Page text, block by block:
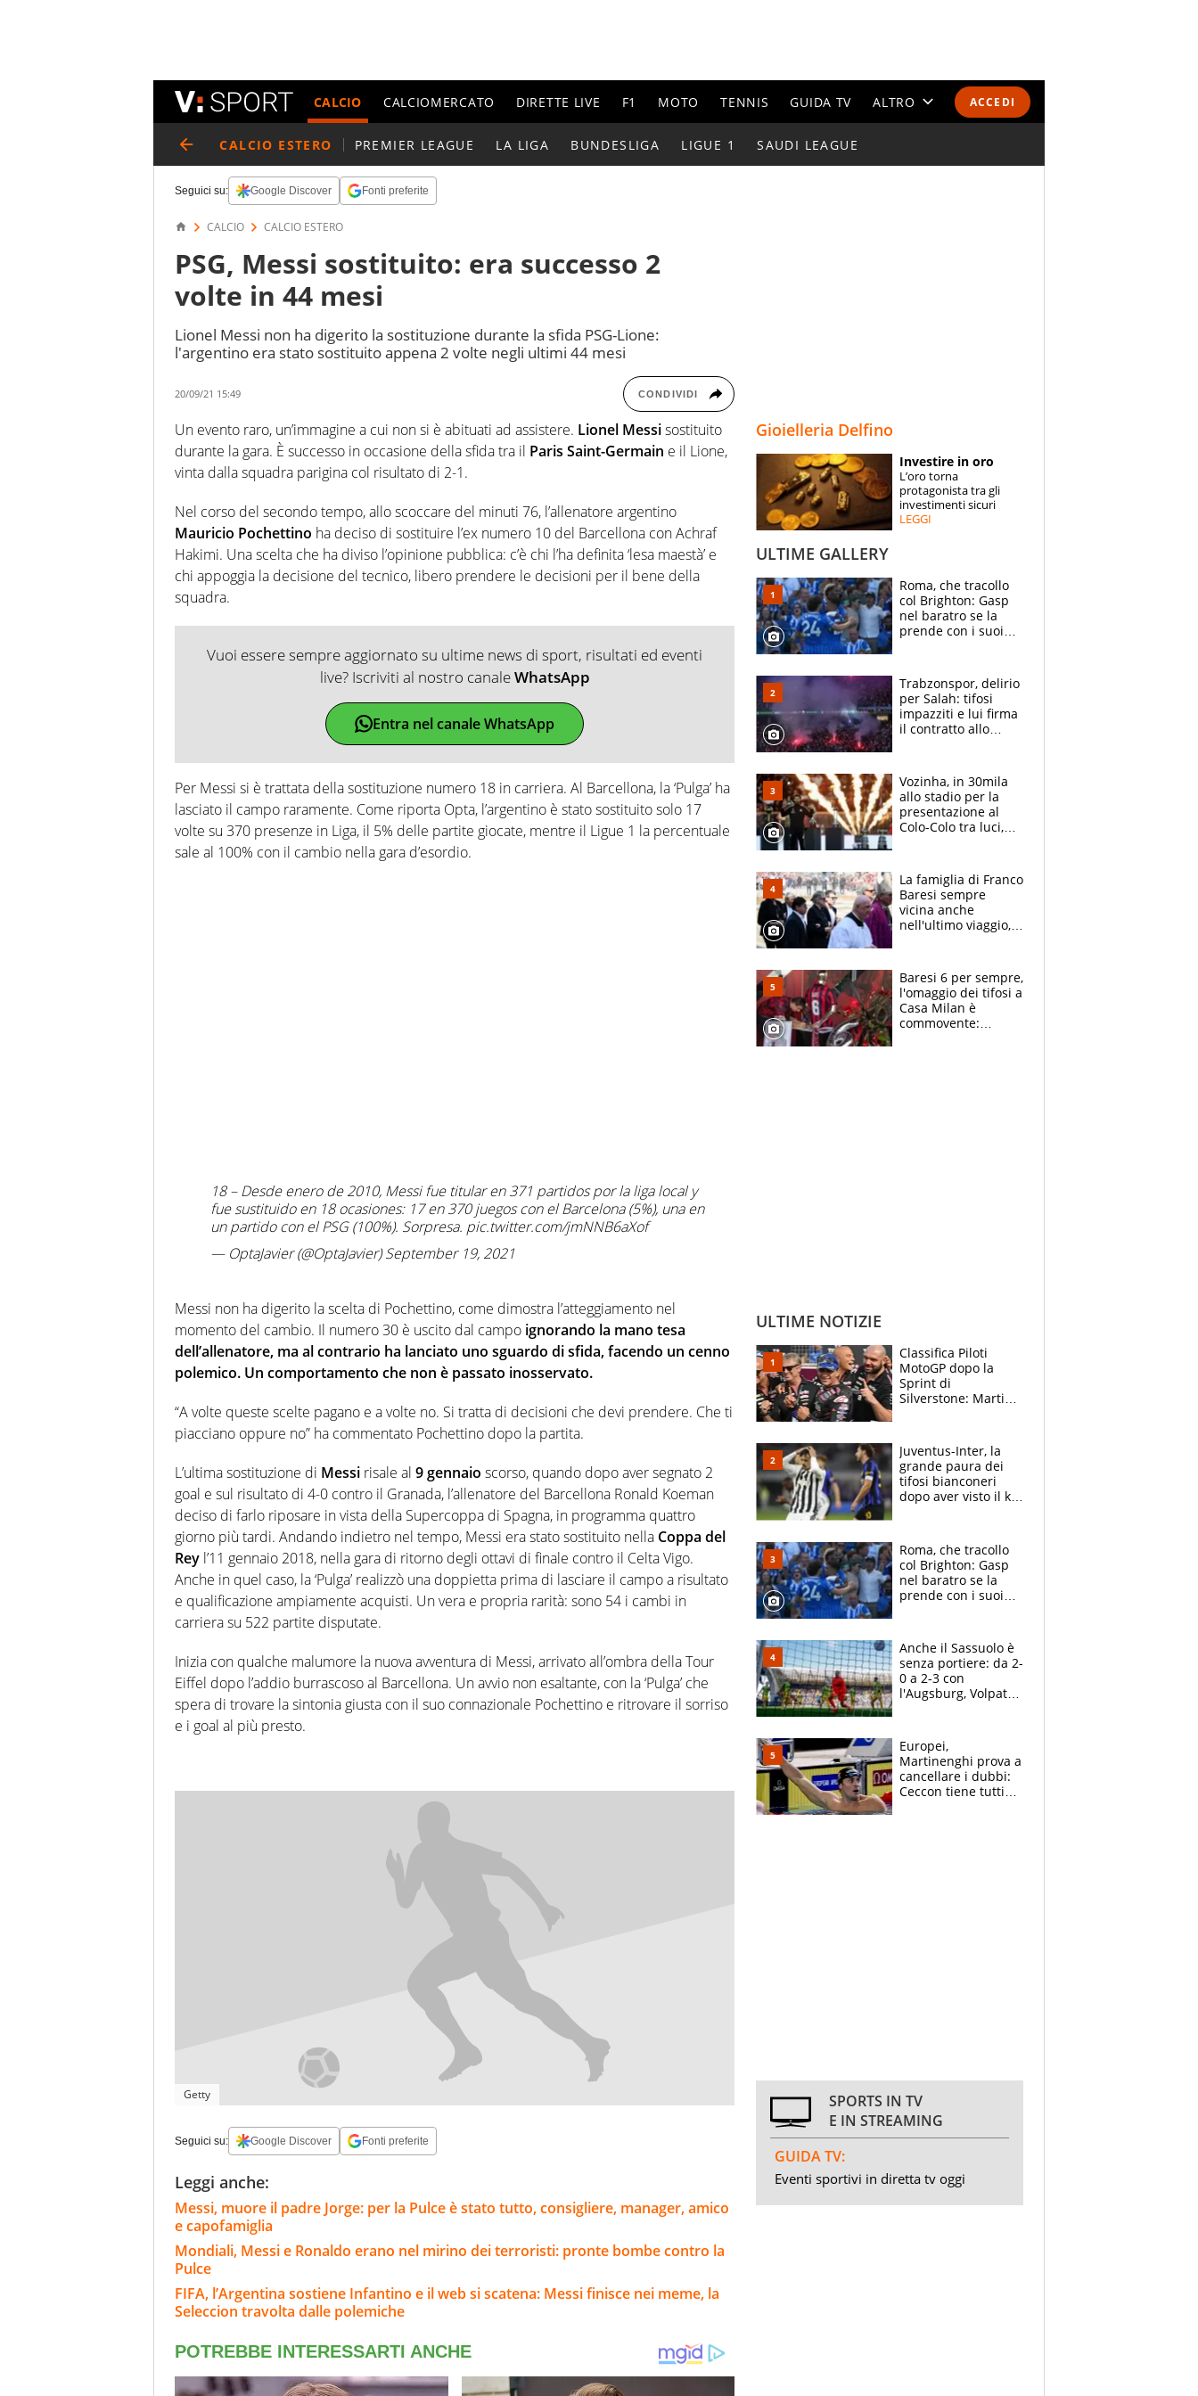
ACCEDI
CALCIO CALCIOMERCATO DIRETTE LIVE F1 MOTO TENNIS GUIDA TV ALTRO
ESPERTI
CONTATTI
CALCIO ESTERO PREMIER LEAGUE LA LIGA BUNDESLIGA LIGUE 1 SAUDI LEAGUE
Seguici su: Google Discover Fonti preferite
CALCIO CALCIO ESTERO
PSG, Messi sostituito: era successo 2
volte in 44 mesi
Lionel Messi non ha digerito la sostituzione durante la sfida PSG-Lione:
l'argentino era stato sostituito appena 2 volte negli ultimi 44 mesi
20/09/21 15:49 CONDIVIDI
Un evento raro, un’immagine a cui non si è abituati ad assistere. Lionel Messisostituito
durante la gara. È successo in occasione della sfida tra il Paris Saint-Germain e il Lione,
vinta dalla squadra parigina col risultato di 2-1.
Nel corso del secondo tempo, allo scoccare del minuti 76, l’allenatore argentino
Mauricio Pochettino ha deciso di sostituire l’ex numero 10 del Barcellona con Achraf
Hakimi. Una scelta che ha diviso l’opinione pubblica: c’è chi l’ha definita ‘lesa maestà’ e
chi appoggia la decisione del tecnico, libero prendere le decisioni per il bene della
squadra.
Vuoi essere sempre aggiornato su ultime news di sport, risultati ed eventi
live? Iscriviti al nostro canaleWhatsApp
Entra nel canale WhatsApp
Per Messi si è trattata della sostituzione numero 18 in carriera. Al Barcellona, la ‘Pulga’ ha
lasciato il campo raramente. Come riporta Opta, l’argentino è stato sostituito solo 17
volte su 370 presenze in Liga, il 5% delle partite giocate, mentre il Ligue 1 la percentuale
sale al 100% con il cambio nella gara d’esordio.
18 – Desde enero de 2010, Messi fue titular en 371 partidos por la liga local y
fue sustituido en 18 ocasiones: 17 en 370 juegos con el Barcelona (5%), una en
un partido con el PSG (100%). Sorpresa. pic.twitter.com/jmNNB6aXof
— OptaJavier (@OptaJavier) September 19, 2021
Messi non ha digerito la scelta di Pochettino, come dimostra l’atteggiamento nel
momento del cambio. Il numero 30 è uscito dal campo ignorando la mano tesa
dell’allenatore, ma al contrario ha lanciato uno sguardo di sfida, facendo un cenno
polemico. Un comportamento che non è passato inosservato.
“A volte queste scelte pagano e a volte no. Si tratta di decisioni che devi prendere. Che ti
piacciano oppure no” ha commentato Pochettino dopo la partita.
L’ultima sostituzione di Messi risale al 9 gennaio scorso, quando dopo aver segnato 2
goal e sul risultato di 4-0 contro il Granada, l’allenatore del Barcellona Ronald Koeman
deciso di farlo riposare in vista della Supercoppa di Spagna, in programma quattro
giorno più tardi. Andando indietro nel tempo, Messi era stato sostituito nella Coppa del
Rey l’11 gennaio 2018, nella gara di ritorno degli ottavi di finale contro il Celta Vigo.
Anche in quel caso, la ‘Pulga’ realizzò una doppietta prima di lasciare il campo a risultato
e qualificazione ampiamente acquisti. Un vera e propria rarità: sono 54 i cambi in
carriera su 522 partite disputate.
Inizia con qualche malumore la nuova avventura di Messi, arrivato all’ombra della Tour
Eiffel dopo l’addio burrascoso al Barcellona. Un avvio non esaltante, con la ‘Pulga’ che
spera di trovare la sintonia giusta con il suo connazionale Pochettino e ritrovare il sorriso
e i goal al più presto.
Getty
Seguici su: Google Discover Fonti preferite
Leggi anche:
Messi, muore il padre Jorge: per la Pulce è stato tutto, consigliere, manager, amico
e capofamiglia
Mondiali, Messi e Ronaldo erano nel mirino dei terroristi: pronte bombe contro la
Pulce
FIFA, l’Argentina sostiene Infantino e il web si scatena: Messi finisce nei meme, la
Seleccion travolta dalle polemiche
Gioielleria Delfino
Investire in oro
L’oro torna
protagonista tra gli
investimenti sicuri
LEGGI
ULTIME GALLERY
Roma, che tracollo
col Brighton: Gasp
nel baratro se la
prende con i suoi
Trabzonspor, delirio
per Salah: tifosi
impazziti e lui firma
il contratto allo
Vozinha, in 30mila
allo stadio per la
presentazione al
Colo-Colo tra luci,
La famiglia di Franco
Baresi sempre
vicina anche
nell'ultimo viaggio,
circondati
dall'affetto dei tifosi
Baresi 6 per sempre,
l'omaggio dei tifosi a
Casa Milan è
commovente:
ULTIME NOTIZIE
Classifica Piloti
MotoGP dopo la
Sprint di
Silverstone: Martin
Marquez
Juventus-Inter, la
grande paura dei
tifosi bianconeri
dopo aver visto il ko
Roma, che tracollo
col Brighton: Gasp
nel baratro se la
prende con i suoi
Anche il Sassuolo è
senza portiere: da 2-
0 a 2-3 con
l'Augsburg, Volpato
Europei,
Martinenghi prova a
cancellare i dubbi:
Ceccon tiene tutti
SPORTS IN TV
E IN STREAMING
GUIDA TV:
Eventi sportivi in diretta tv oggi